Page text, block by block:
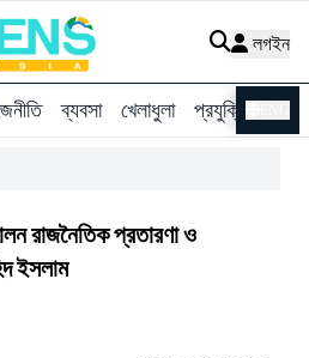
লগইন
ব্যবসা খেলাধুলা প্রযুক্তি
রাজনৈতিক প্রতারণা ও
ইসলাম